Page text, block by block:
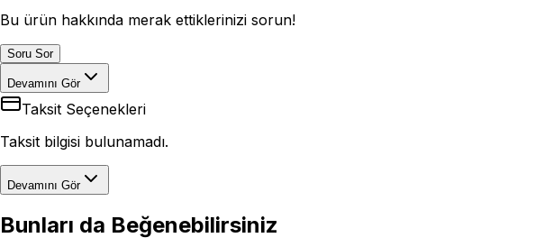
Bu ürün hakkında merak ettiklerinizi sorun!
Soru Sor
Devamını Gör
Taksit Seçenekleri
Taksit bilgisi bulunamadı.
Devamını Gör
Bunları da Beğenebilirsiniz